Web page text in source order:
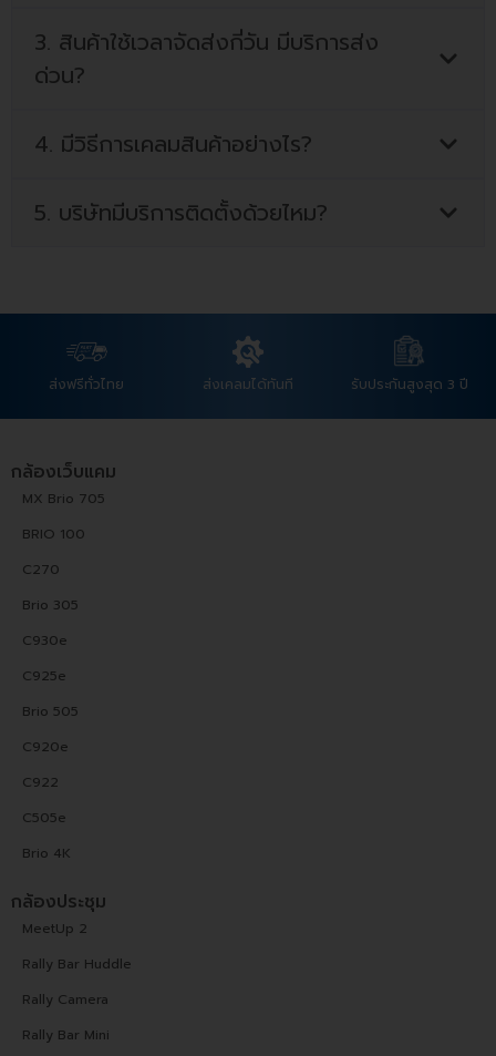
3. สินค้าใช้เวลาจัดส่งกี่วัน มีบริการส่ง
ด่วน?
4. มีวิธีการเคลมสินค้าอย่างไร?
5. บริษัทมีบริการติดตั้งด้วยไหม?
ส่งฟรีทั่วไทย ส่งเคลมได้ทันที รับประกันสูงสุด 3 ปี
กล้องเว็บแคม
MX Brio 705
BRIO 100
C270
Brio 305
C930e
C925e
Brio 505
C920e
C922
C505e
Brio 4K
กล้องประชุม
MeetUp 2
Rally Bar Huddle
Rally Camera
Rally Bar Mini